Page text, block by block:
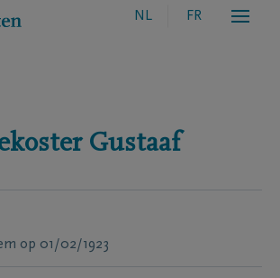
NL FR
Gustaaf
op 01/02/1923